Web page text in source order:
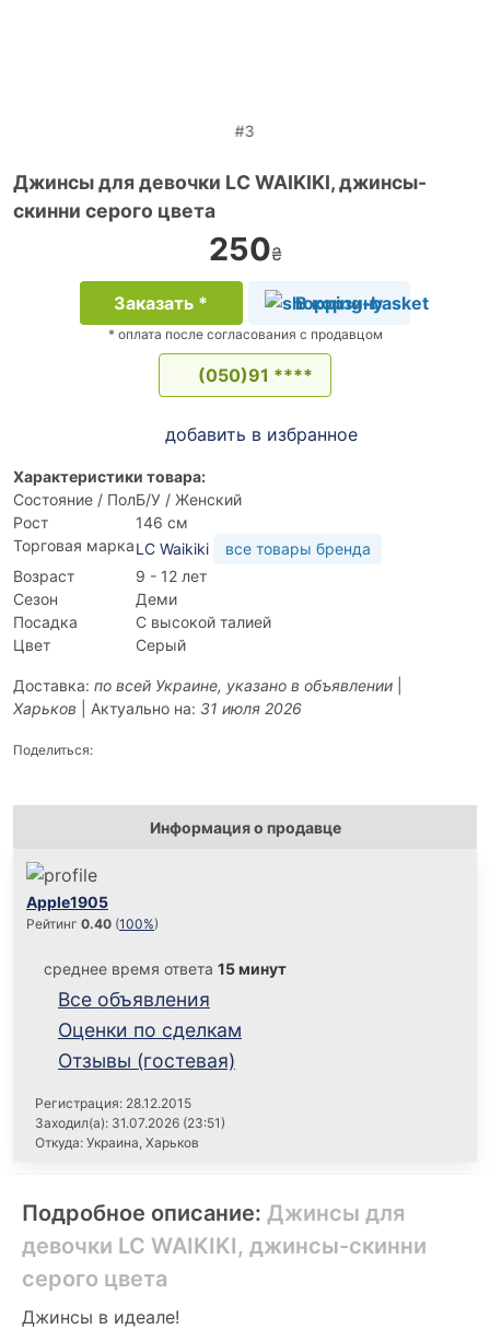
#3
Джинсы для девочки LC WAIKIKI, джинсы-
скинни серого цвета
250₴
Заказать * В корзину
* оплата после согласования с продавцом
(050)91 ****
добавить в избранное
Характеристики товара:
Состояние / ПолБ/У / Женский
Рост
146 см
Торговая маркаLC Waikiki
все товары бренда
Возраст
9 - 12 лет
Сезон
Деми
Посадка
С высокой талией
Цвет
Серый
Доставка: по всей Украине, указано в объявлении
Харьков | Актуально на: 31 июля 2026
Поделиться:
Информация о продавце
Apple1905
Рейтинг 0.40 (100%)
среднее время ответа 15 минут
Все объявления
Оценки по сделкам
Отзывы (гостевая)
Регистрация: 28.12.2015
Заходил(а): 31.07.2026 (23:51)
Откуда: Украина, Харьков
Подробное описание: Джинсы для
девочки LC WAIKIKI, джинсы-скинни
серого цвета
Джинсы в идеале!